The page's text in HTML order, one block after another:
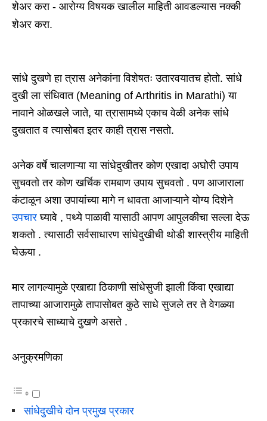
शेअर करा - आरोग्य विषयक खालील माहिती आवडल्यास नक्की
शेअर करा.
सांधे दुखणे हा त्रास अनेकांना विशेषतः उतारवयातच होतो. सांधे
दुखी ला संधिवात (Meaning of Arthritis in Marathi) या
नावाने ओळखले जाते, या त्रासामध्ये एकाच वेळी अनेक सांधे
दुखतात व त्यासोबत इतर काही त्रास नसतो.
अनेक वर्षे चालणाऱ्या या सांधेदुखीतर कोण एखादा अघोरी उपाय
सुचवतो तर कोण खर्चिक रामबाण उपाय सुचवतो . पण आजाराला
कंटाळून अशा उपायांच्या मागे न धावता आजाऱ्याने योग्य दिशेने
उपचार घ्यावे , पथ्ये पाळावी यासाठी आपण आपुलकीचा सल्ला देऊ
शकतो . त्यासाठी सर्वसाधारण सांधेदुखीची थोडी शास्त्रीय माहिती
घेऊया .
मार लागल्यामुळे एखाद्या ठिकाणी सांधेसुजी झाली किंवा एखाद्या
तापाच्या आजारामुळे तापासोबत कुठे साधे सुजले तर ते वेगळ्या
प्रकारचे साध्याचे दुखणे असते .
अनुक्रमणिका
सांधेदुखीचे दोन प्रमुख प्रकार